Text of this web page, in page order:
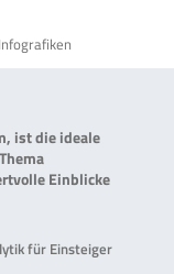
Infografiken
ist die ideale
Einblicke
für Einsteiger